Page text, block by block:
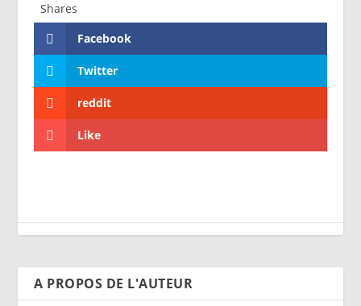
Shares
Facebook
Twitter
reddit
Like
A PROPOS DE L'AUTEUR